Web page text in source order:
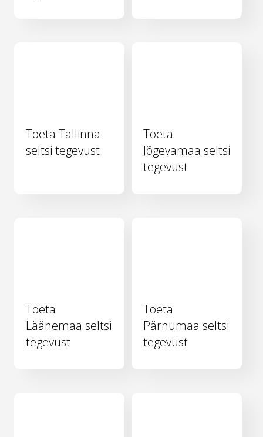
Toeta Tallinna
seltsi tegevust
Toeta
Jõgevamaa seltsi
tegevust
Toeta
Läänemaa seltsi
tegevust
Toeta
Pärnumaa seltsi
tegevust